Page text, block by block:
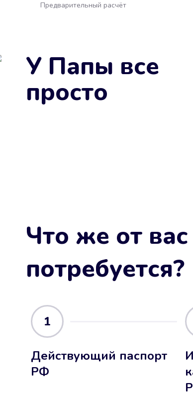
Предварительный расчёт
У Папы все
просто
Что же от вас
потребуется?
1
Действующий паспорт
РФ